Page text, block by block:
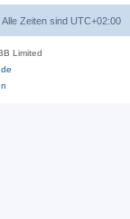
Alle Zeiten sind UTC+02:00
Limited